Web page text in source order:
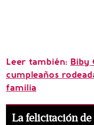
Leer también: Biby
cumpleaños
familia
La felicitación